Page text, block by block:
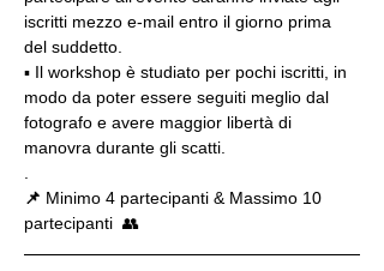
iscritti mezzo e-mail entro il giorno prima
del suddetto.
▪️ Il workshop è studiato per pochi iscritti, in
modo da poter essere seguiti meglio dal
fotografo e avere maggior libertà di
manovra durante gli scatti.
📌 Minimo 4 partecipanti & Massimo 10
partecipanti  👥